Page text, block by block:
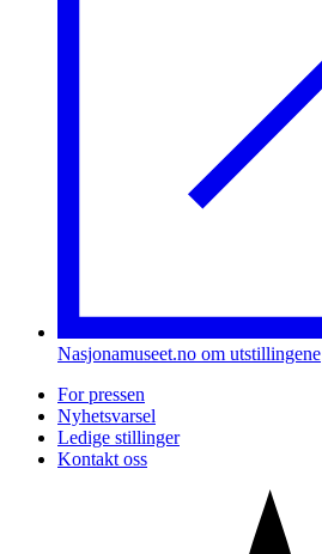
Nasjonamuseet.no om utstillingene
For pressen
Nyhetsvarsel
Ledige stillinger
Kontakt oss